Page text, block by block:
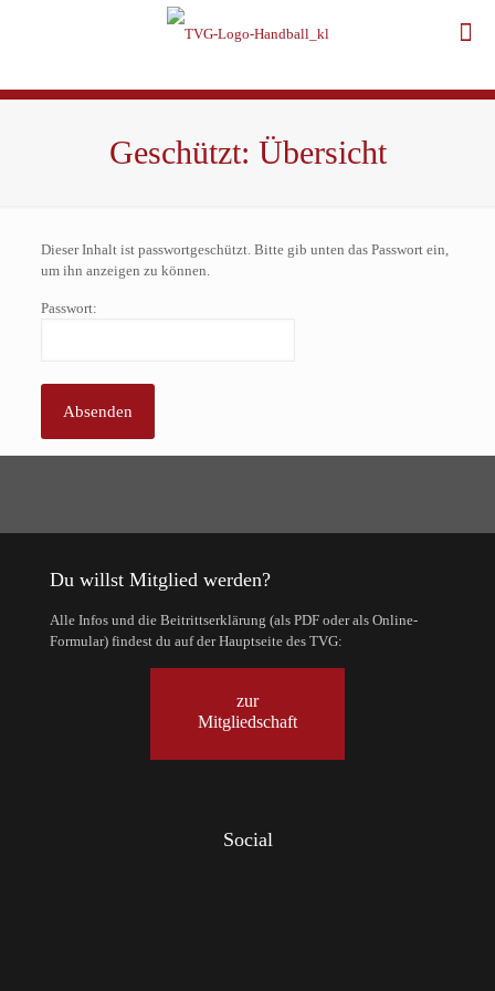
Geschützt: Übersicht
Dieser Inhalt ist passwortgeschützt. Bitte gib unten das Passwort ein,
um ihn anzeigen zu können.
Passwort:
Du willst Mitglied werden?
Alle Infos und die Beitrittserklärung (als PDF oder als Online-
Formular) findest du auf der Hauptseite des TVG:
zur
Mitgliedschaft
Social